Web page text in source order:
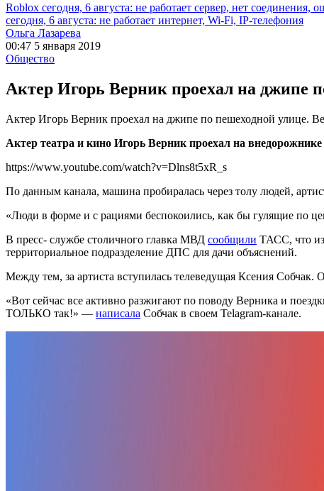
Roblox сегодня, 6 августа: не работает сервер, нет соединения,
сегодня, 6 августа: не работает интернет, Wi-Fi, IP-телефония
Ольга Лазарева
00:47 5 января 2019
Общество
Актер Игорь Верник проехал на джипе
Актер Игорь Верник проехал на джипе по пешеходной улице.
Актер театра и кино Игорь Верник проехал на
https://www.youtube.com/watch?v=Dlns8t5xR_s
По данным канала, машина пробиралась через толу людей,
«Люди в форме и с рациями беспокоились, как бы гулящие по
В пресс- службе столичного главка МВД сообщили ТАСС, что
территориальное подразделение ДПС для дачи объяснений.
Между тем, за артиста вступилась телеведущая Ксения
«Вот сейчас все активно разжигают по поводу Верника и
ТОЛЬКО так!» — написала Собчак в своем Telagram-канале.